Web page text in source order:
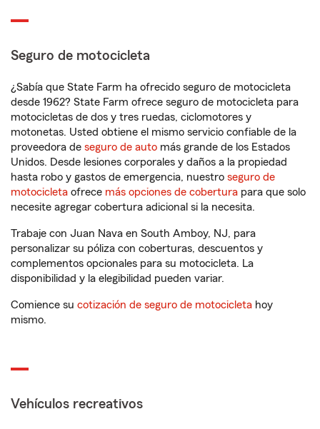
Seguro de motocicleta
¿Sabía que State Farm ha ofrecido seguro de motocicleta
desde 1962? State Farm ofrece seguro de motocicleta para
motocicletas de dos y tres ruedas, ciclomotores y
motonetas. Usted obtiene el mismo servicio confiable de la
proveedora de seguro de auto más grande de los Estados
Unidos. Desde lesiones corporales y daños a la propiedad
hasta robo y gastos de emergencia, nuestro seguro de
motocicleta ofrece más opciones de cobertura para que solo
necesite agregar cobertura adicional si la necesita.
Trabaje con Juan Nava en South Amboy, NJ, para
personalizar su póliza con coberturas, descuentos y
complementos opcionales para su motocicleta. La
disponibilidad y la elegibilidad pueden variar.
Comience su cotización de seguro de motocicleta hoy
mismo.
Vehículos recreativos